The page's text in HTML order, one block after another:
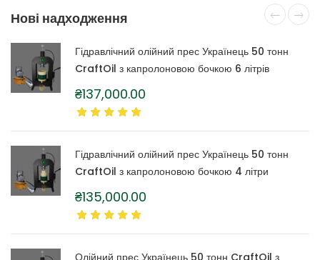
Нові надходження
Гідравлічний олійний прес Українець 50 тонн
CraftOil з капролоновою бочкою 6 літрів
₴137,000.00
Гідравлічний олійний прес Українець 50 тонн
CraftOil з капролоновою бочкою 4 літри
₴135,000.00